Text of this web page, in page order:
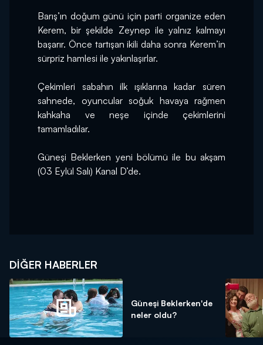
Barış’ın doğum günü için parti organize eden
Kerem, bir şekilde Zeynep ile yalnız kalmayı
başarır. Önce tartışan ikili daha sonra Kerem’in
sürpriz hamlesi ile yakınlaşırlar.
Çekimleri sabahın ilk ışıklarına kadar süren
sahnede, oyuncular soğuk havaya rağmen
kahkaha ve neşe içinde çekimlerini
tamamladılar.
Güneşi Beklerken yeni bölümü ile bu akşam
(03 Eylül Salı) Kanal D’de.
DIĞER HABERLER
Güneşi Beklerken'de
neler oldu?